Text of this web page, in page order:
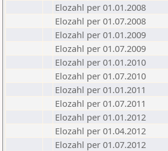
Elozahl per 01.01.2008
Elozahl per 01.07.2008
Elozahl per 01.01.2009
Elozahl per 01.07.2009
Elozahl per 01.01.2010
Elozahl per 01.07.2010
Elozahl per 01.01.2011
Elozahl per 01.07.2011
Elozahl per 01.01.2012
Elozahl per 01.04.2012
Elozahl per 01.07.2012